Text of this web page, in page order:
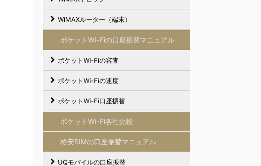
WiMAXルーター（端末）
ポケットWi-Fiの口座振替マニュアル
ポケットWi-Fiの審査
ポケットWi-Fiの速度
ポケットWi-Fi口座振替
ポケットWi-Fi各社比較
格安SIMの口座振替マニュアル
UQモバイルの口座振替